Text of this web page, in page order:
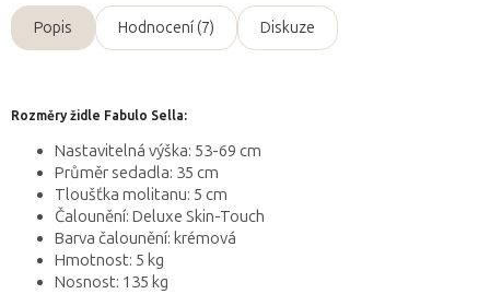
Popis Hodnocení (7) Diskuze
Rozměry židle Fabulo Sella:
Nastavitelná výška: 53-69 cm
Průměr sedadla: 35 cm
Tloušťka molitanu: 5 cm
Čalounění: Deluxe Skin-Touch
Barva čalounění: krémová
Hmotnost: 5 kg
Nosnost: 135 kg